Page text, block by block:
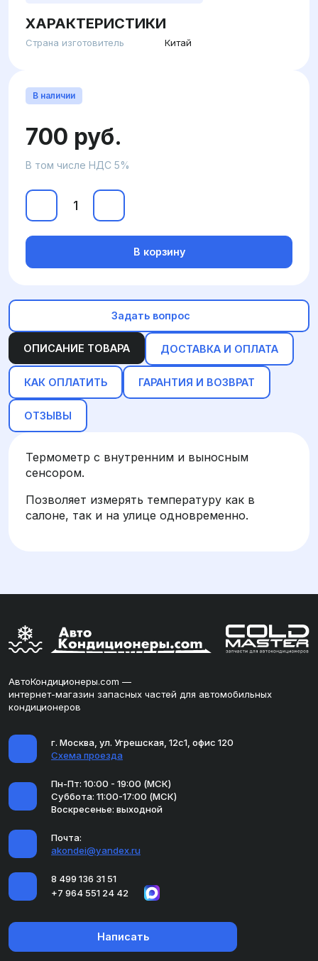
ХАРАКТЕРИСТИКИ
Страна изготовитель Китай
ОПИСАНИЕ ТОВАРА ДОСТАВКА И ОПЛАТА
КАК ОПЛАТИТЬ ГАРАНТИЯ И ВОЗВРАТ
ОТЗЫВЫ
Термометр с внутренним и выносным
сенсором.
Позволяет измерять температуру как в
салоне, так и на улице одновременно.
В наличии
700 руб.
В том числе НДС 5%
В корзину
Задать вопрос
АвтоКондиционеры.com —
интернет-магазин запасных частей для автомобильных
кондиционеров
г. Москва, ул. Угрешская, 12с1, офис 120
Схема проезда
Пн-Пт: 10:00 - 19:00 (МСК)
Суббота: 11:00-17:00 (МСК)
Воскресенье: выходной
Почта:
akondei@yandex.ru
8 499 136 31 51
+7 964 551 24 42
Написать